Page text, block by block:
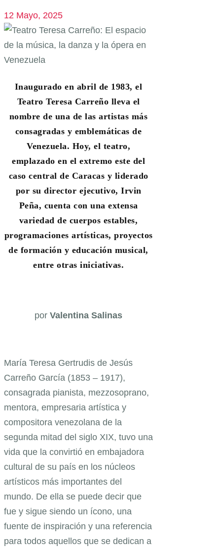
12 Mayo, 2025
Inaugurado en abril de 1983, el
Teatro Teresa Carreño lleva el
nombre de una de las artistas más
consagradas y emblemáticas de
Venezuela. Hoy, el teatro,
emplazado en el extremo este del
caso central de Caracas y liderado
por su director ejecutivo, Irvin
Peña, cuenta con una extensa
variedad de cuerpos estables,
programaciones artísticas, proyectos
de formación y educación musical,
entre otras iniciativas.
porValentina Salinas
María Teresa Gertrudis de Jesús
Carreño García (1853 – 1917),
consagrada pianista, mezzosoprano,
mentora, empresaria artística y
compositora venezolana de la
segunda mitad del siglo XIX, tuvo una
vida que la convirtió en embajadora
cultural de su país en los núcleos
artísticos más importantes del
mundo. De ella se puede decir que
fue y sigue siendo un ícono, una
fuente de inspiración y una referencia
para todos aquellos que se dedican a